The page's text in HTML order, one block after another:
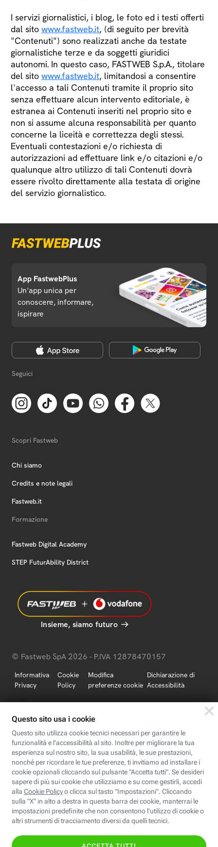
I servizi giornalistici, i blog, le foto ed i testi offerti
dal sito www.fastweb.it, (di seguito per brevità
"Contenuti") sono realizzati anche da testate
giornalistiche terze e da soggetti giuridici
autonomi. In questo caso, FASTWEB S.p.A., titolare
del sito www.fastweb.it, limitandosi a consentire
l'accesso a tali Contenuti tramite il proprio sito
senza effettuare alcun intervento editoriale, è
estranea ai Contenuti inseriti nel proprio sito e
non si assume alcuna responsabilità per quanto
concerne la liceità e correttezza degli stessi.
Eventuali contestazioni e/o richiesta di
autorizzazioni ad effettuare link e/o citazioni e/o
qualunque altro utilizzo di tali Contenuti dovrà
essere rivolto direttamente alla testata di origine
del servizio giornalistico.
App FastwebPlus
Un'app unica per
conoscere, informare,
ispirare
Seguici
Scopri Fastweb
Chi siamo
Credits e note legali
Fastweb.it
Formazione
Fastweb Digital Academy
STEP FuturAbility District
Insieme, siamo futuro
© Fastweb SpA 2026 - P.IVA 12878470157
Informativa
Privacy
Cookie
Policy
Modifica
preferenze cookie
Dichiarazione di
Accessibilità